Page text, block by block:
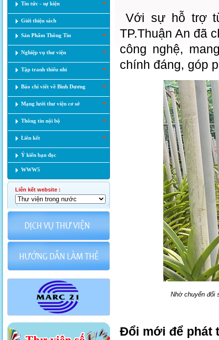
Tin tức - sự kiện
Giới thiệu sách
Sản Phẩm Thông Tin
Nghiệp vụ thư viện
Tập tranh thiếu nhi
Báo chí viết về Bình Dương
Mạng lưới thư viện cơ sở
Thông tin nội bộ
Liên kết
Ý kiến bạn đọc
WWW5
Liên kết website :
Với sự hỗ trợ
TP.Thuận An đã
công nghệ,
chính đáng, góp
Nhờ chuyển đổi
Đổi mới để phát